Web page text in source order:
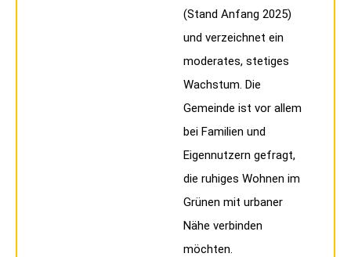
(Stand Anfang 2025)
und verzeichnet ein
moderates, stetiges
Wachstum. Die
Gemeinde ist vor allem
bei Familien und
Eigennutzern gefragt,
die ruhiges Wohnen im
Grünen mit urbaner
Nähe verbinden
möchten.